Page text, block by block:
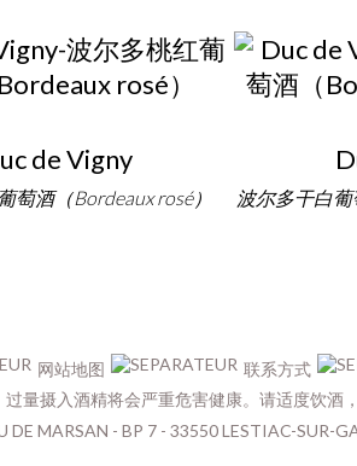
de Vigny
萄酒（Bordeaux rosé） 波尔多干白葡
网站地图 联系方式
过量摄入酒精将会严重危害健康。请适度饮酒
DE MARSAN - BP 7 - 33550 LESTIAC-SUR-